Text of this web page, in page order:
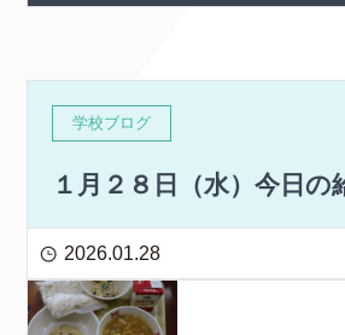
学校ブログ
１月２８日（水）今日の
2026.01.28